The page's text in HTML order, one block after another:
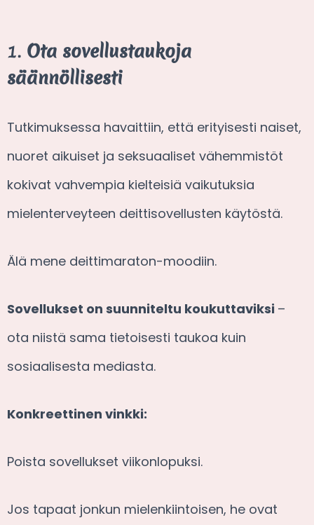
1. Ota sovellustaukoja
säännöllisesti
Tutkimuksessa havaittiin, että erityisesti naiset,
nuoret aikuiset ja seksuaaliset vähemmistöt
kokivat vahvempia kielteisiä vaikutuksia
mielenterveyteen deittisovellusten käytöstä.
Älä mene deittimaraton-moodiin.
Sovellukset on suunniteltu koukuttaviksi –
ota niistä sama tietoisesti taukoa kuin
sosiaalisesta mediasta.
Konkreettinen vinkki:
Poista sovellukset viikonlopuksi.
Jos tapaat jonkun mielenkiintoisen, he ovat